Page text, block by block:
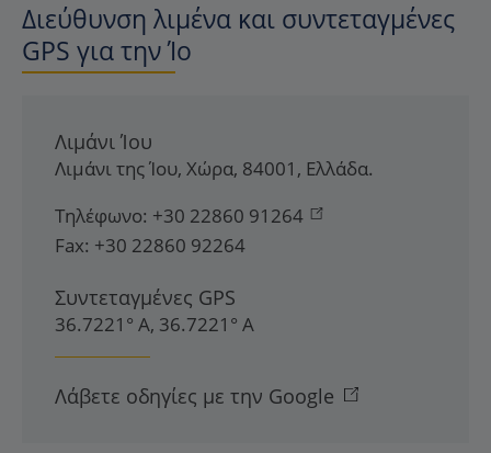
Διεύθυνση λιμένα και συντεταγμένες
GPS για την Ίο
Λιμάνι Ίου
Λιμάνι της Ίου, Χώρα, 84001 , Ελλάδα.
Τηλέφωνο: +30 22860 91264
Fax: +30 22860 92264
Συντεταγμένες GPS
36.7221° Α, 36.7221° Α
Λάβετε οδηγίες με την Google